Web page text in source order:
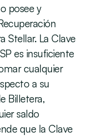
posee y
Stellar. La Clave
es insuficiente
cualquier
a su
Billetera,
saldo
que la Clave